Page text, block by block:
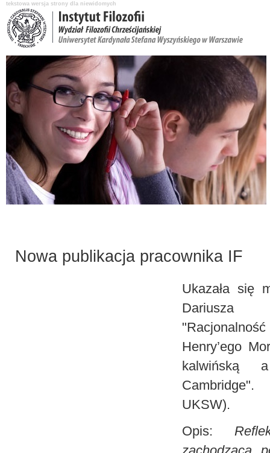
tekstowa wersja strony dla niewidomych
Nowa publikacja pracownika IF
Ukazała się
Dariusza
"
Henry’ego
kalwińską
Cambridge".
UKSW).
Opis: